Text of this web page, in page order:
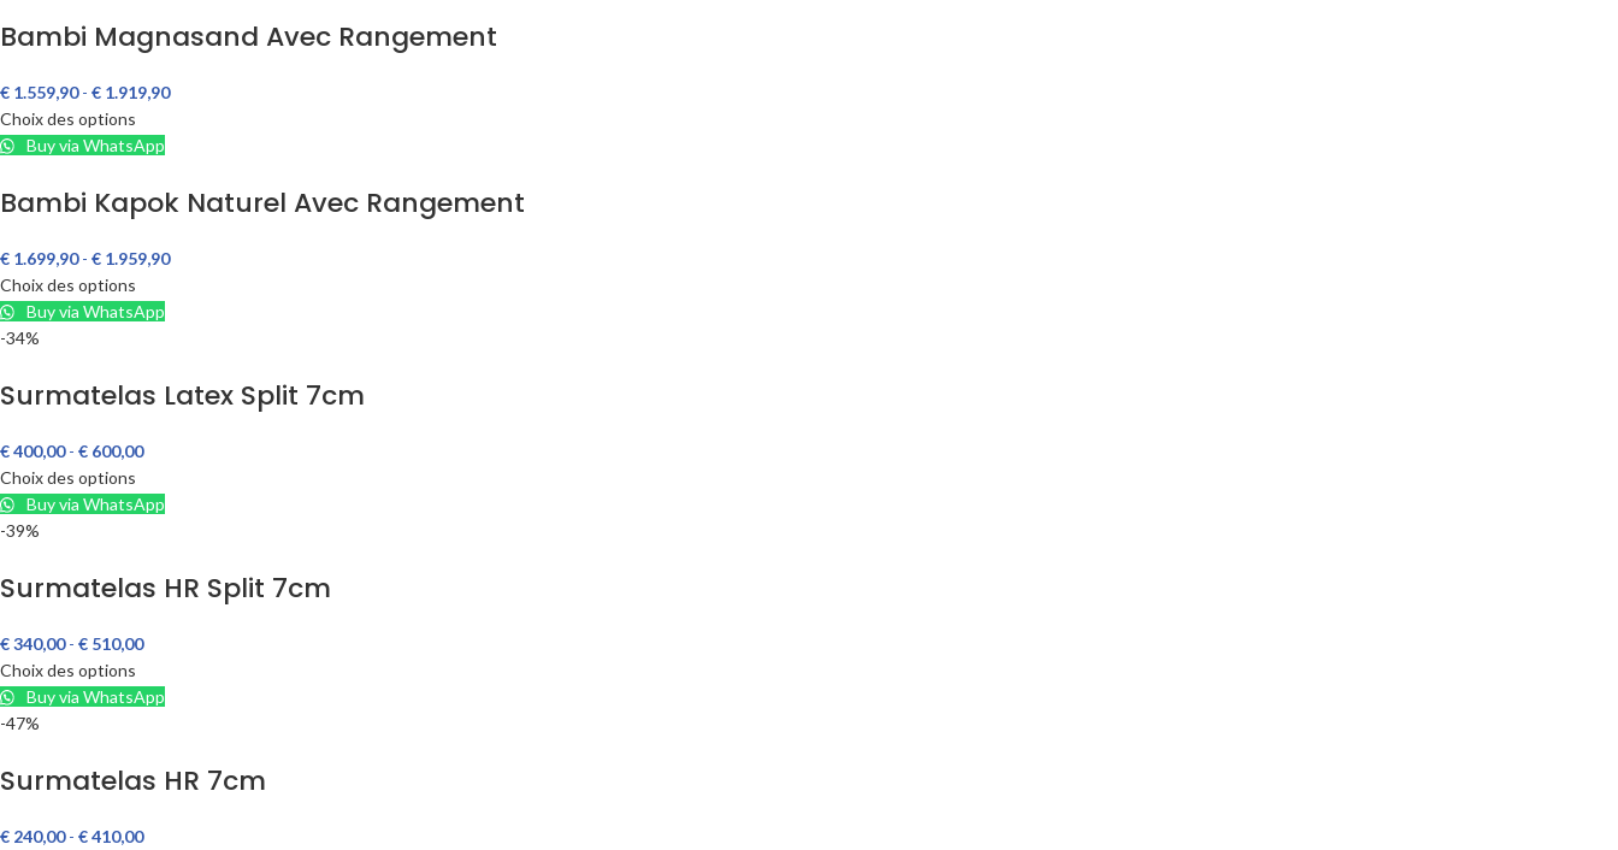
Bambi Magnasand Avec Rangement
€ 1.559,90 - € 1.919,90
Choix des options
Buy via WhatsApp
Bambi Kapok Naturel Avec Rangement
€ 1.699,90 - € 1.959,90
Choix des options
Buy via WhatsApp
-34%
Surmatelas Latex Split 7cm
€400,00 - € 600,00
Choix des options
Buy via WhatsApp
-39%
Surmatelas HR Split 7cm
€340,00 - € 510,00
Choix des options
Buy via WhatsApp
-47%
Surmatelas HR 7cm
€ 240,00 - €410,00